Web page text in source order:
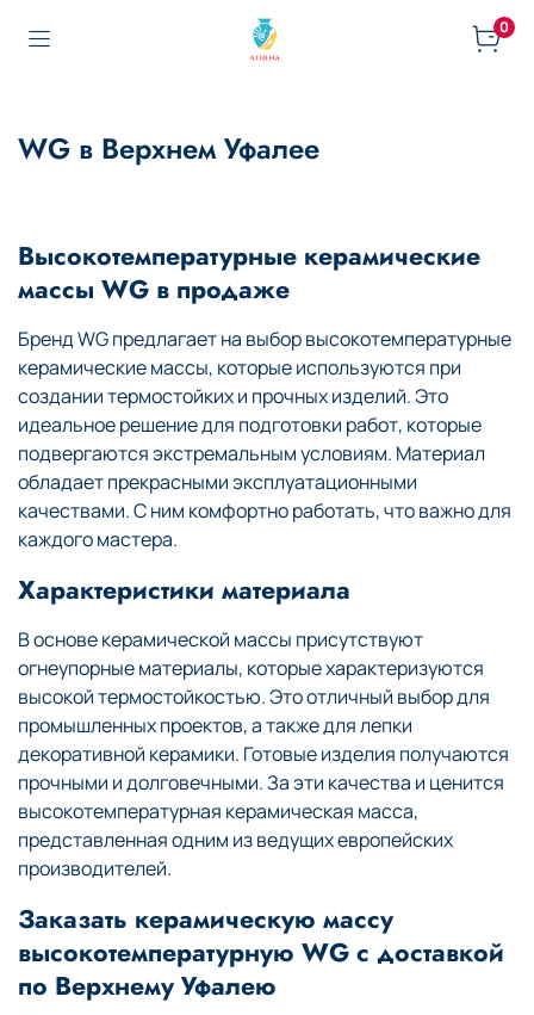
0
WG в Верхнем Уфалее
Высокотемпературные керамические
массы WG в продаже
Бренд WG предлагает на выбор высокотемпературные
керамические массы, которые используются при
создании термостойких и прочных изделий. Это
идеальное решение для подготовки работ, которые
подвергаются экстремальным условиям. Материал
обладает прекрасными эксплуатационными
качествами. С ним комфортно работать, что важно для
каждого мастера.
Характеристики материала
В основе керамической массы присутствуют
огнеупорные материалы, которые характеризуются
высокой термостойкостью. Это отличный выбор для
промышленных проектов, а также для лепки
декоративной керамики. Готовые изделия получаются
прочными и долговечными. За эти качества и ценится
высокотемпературная керамическая масса,
представленная одним из ведущих европейских
производителей.
Заказать керамическую массу
высокотемпературную WG с доставкой
по Верхнему Уфалею